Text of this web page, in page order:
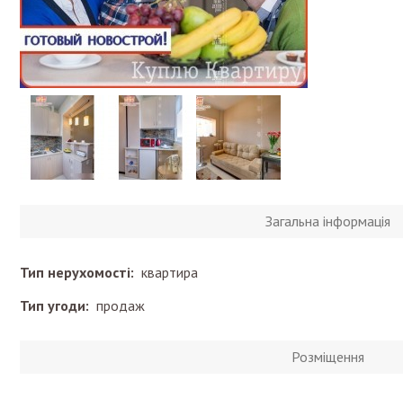
Загальна інформація
Тип нерухомості: квартира
Тип угоди: продаж
Розміщення